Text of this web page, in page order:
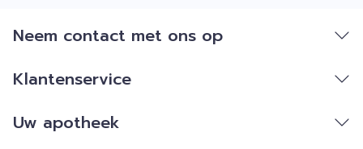
Neem contact met ons op
Klantenservice
Uw apotheek